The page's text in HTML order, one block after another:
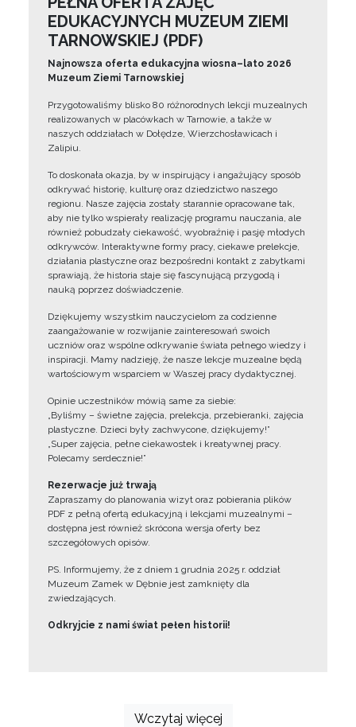
EDUKACYJNYCH MUZEUM ZIEMI
TARNOWSKIEJ (PDF)
Najnowsza oferta edukacyjna wiosna–lato 2026
Muzeum Ziemi Tarnowskiej
Przygotowaliśmy blisko 80 różnorodnych lekcji muzealnych
realizowanych w placówkach w Tarnowie, a także w
naszych oddziałach w Dołędze, Wierzchosławicach i
Zalipiu.
To doskonała okazja, by w inspirujący i angażujący sposób
odkrywać historię, kulturę oraz dziedzictwo naszego
regionu. Nasze zajęcia zostały starannie opracowane tak,
aby nie tylko wspierały realizację programu nauczania, ale
również pobudzały ciekawość, wyobraźnię i pasję młodych
odkrywców. Interaktywne formy pracy, ciekawe prelekcje,
działania plastyczne oraz bezpośredni kontakt z zabytkami
sprawiają, że historia staje się fascynującą przygodą i
nauką poprzez doświadczenie.
Dziękujemy wszystkim nauczycielom za codzienne
zaangażowanie w rozwijanie zainteresowań swoich
uczniów oraz wspólne odkrywanie świata pełnego wiedzy i
inspiracji. Mamy nadzieję, że nasze lekcje muzealne będą
wartościowym wsparciem w Waszej pracy dydaktycznej.
Opinie uczestników mówią same za siebie:
„Byliśmy – świetne zajęcia, prelekcja, przebieranki, zajęcia
plastyczne. Dzieci były zachwycone, dziękujemy!”
„Super zajęcia, pełne ciekawostek i kreatywnej pracy.
Polecamy serdecznie!”
Rezerwacje już trwają
Zapraszamy do planowania wizyt oraz pobierania plików
PDF z pełną ofertą edukacyjną i lekcjami muzealnymi –
dostępna jest również skrócona wersja oferty bez
szczegółowych opisów.
PS. Informujemy, że z dniem 1 grudnia 2025 r. oddział
Muzeum Zamek w Dębnie jest zamknięty dla
zwiedzających.
Odkryjcie z nami świat pełen historii!
Wczytaj więcej